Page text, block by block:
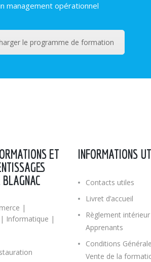
management opérationnel
le programme de formation
ET
|
Informatique |
INFORMATIONS
Contacts utiles
Livret d’accueil
Règlement intérieur
Apprenants
Conditions
Vente de la